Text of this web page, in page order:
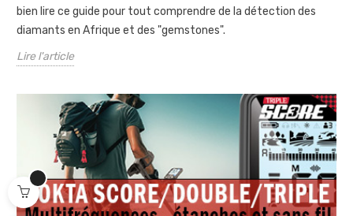
bien lire ce guide pour tout comprendre de la détection des
diamants en Afrique et des "gemstones".
Lire l'article